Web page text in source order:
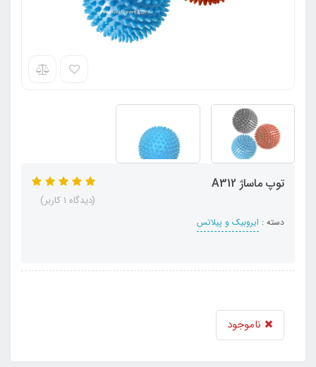
توپ ماساژ A312
دسته : ایروبیک و پیلاتس
(دیدگاه 1 کاربر)
ناموجود